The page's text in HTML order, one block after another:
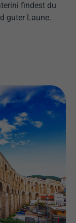
findest du
guter Laune.